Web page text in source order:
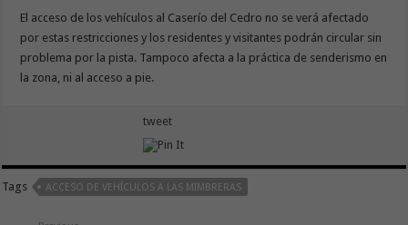
El acceso de los vehículos al Caserío del Cedro no se verá afectado
por estas restricciones y los residentes y visitantes podrán circular sin
problema por la pista. Tampoco afecta a la práctica de senderismo en
la zona, ni al acceso a pie.
tweet
Tags ACCESO DE VEHÍCULOS A LAS MIMBRERAS